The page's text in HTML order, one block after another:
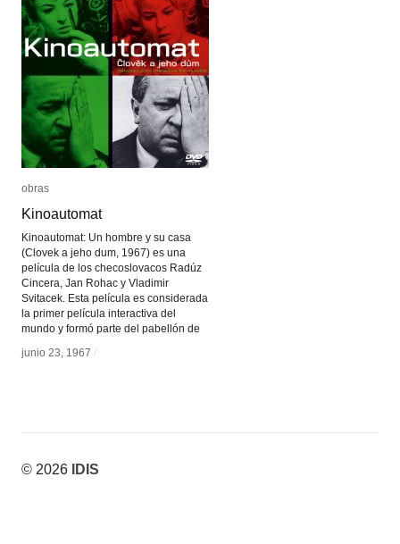
obras
Kinoautomat
Kinoautomat: Un hombre y su casa
(Clovek a jeho dum, 1967) es una
película de los checoslovacos Radúz
Cincera, Jan Rohac y Vladimir
Svitacek. Esta película es considerada
la primer película interactiva del
mundo y formó parte del pabellón de
junio 23, 1967 /
obras
Kinoautomat
junio 23, 1967 /
© 2026 IDIS